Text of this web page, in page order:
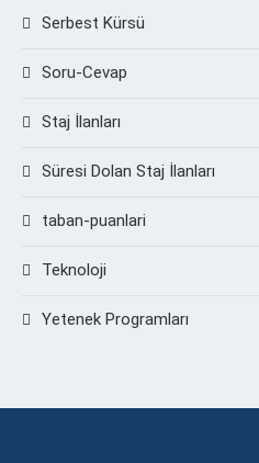
Serbest Kürsü
Soru-Cevap
Staj İlanları
Süresi Dolan Staj İlanları
taban-puanlari
Teknoloji
Yetenek Programları